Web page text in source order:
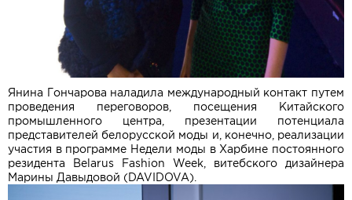
Янина Гончарова наладила международный контакт путем
проведения переговоров, посещения Китайского
промышленного центра, презентации потенциала
представителей белорусской моды и, конечно, реализации
участия в программе Недели моды в Харбине постоянного
резидента Belarus Fashion Week, витебского дизайнера
Марины Давыдовой (DAVIDOVA).